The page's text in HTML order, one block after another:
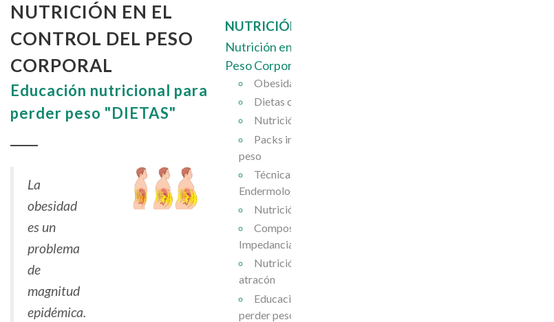
NUTRICIÓN EN EL
CONTROL DEL PESO
CORPORAL
Educación nutricional para
perder peso "DIETAS"
La
obesidad
es un
problema
de
magnitud
epidémica.
NUTRICIÓN
Nutrición en el control del
Peso Corporal
Obesidad y sobrepeso
Dietas cetogénicas
Nutrición y Anorexia
Packs intensivos pérdida de
peso
Técnicas: Lipomassage -
Endermologie- LPG
Nutrición y Bulimia
Composición Corporal:
Impedancia tetrapolar
Nutrición y Trastorno por
atracón
Educación nutricional para
perder peso "DIETAS"